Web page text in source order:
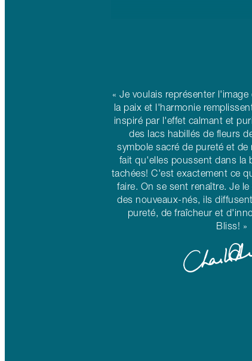
« Je voulais représenter
la paix et l'harmonie
inspiré par l'effet calmant et
des lacs habillés de fleurs
symbole sacré de pureté et de
fait qu'elles poussent dans la
tachées! C'est exactement ce
faire. On se sent renaître. Je
des nouveaux-nés, ils
pureté, de fraîcheur et
Bliss! »